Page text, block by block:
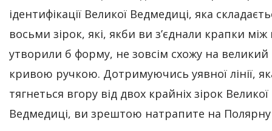
ідентифікації Великої Ведмедиці, яка
восьми зірок, які, якби ви з’єднали крапки
утворили б форму, не зовсім схожу на
кривою ручкою. Дотримуючись уявної лінії,
тягнеться вгору від двох крайніх зірок Великої
Ведмедиці, ви зрештою натрапите на Полярну